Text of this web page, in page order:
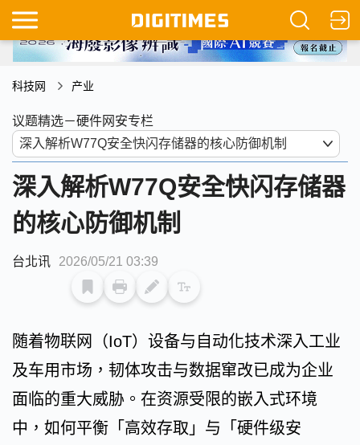
科技网 产业
议题精选－硬件网安专栏
深入解析W77Q安全快闪存储器
的核心防御机制
台北讯 2026/05/21 03:39
随着物联网（IoT）设备与自动化技术深入工业
及车用市场，韧体攻击与数据窜改已成为企业
面临的重大威胁。在资源受限的嵌入式环境
中，如何平衡「高效存取」与「硬件级安